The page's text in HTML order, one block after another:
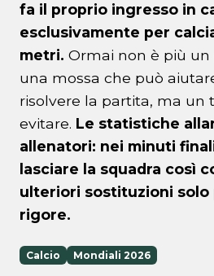
fa il proprio ingresso in
esclusivamente per
metri. Ormai non è più
una mossa che può
risolvere la partita, ma un
evitare. Le statistiche
allenatori: nei minuti
lasciare la squadra così
ulteriori sostituzioni solo
rigore.
Calcio Mondiali 2026